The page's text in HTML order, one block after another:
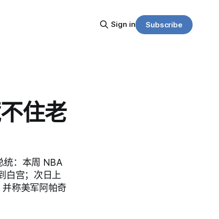
Sign in Subscribe
住老
统：本周 NBA
白宫；次日上
称美军阿帕奇